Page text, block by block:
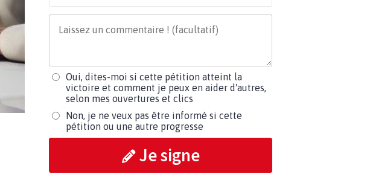
Oui, dites-moi si cette pétition atteint la
victoire et comment je peux en aider d'autres,
selon mes ouvertures et clics
Non, je ne veux pas être informé si cette
pétition ou une autre progresse
Je signe